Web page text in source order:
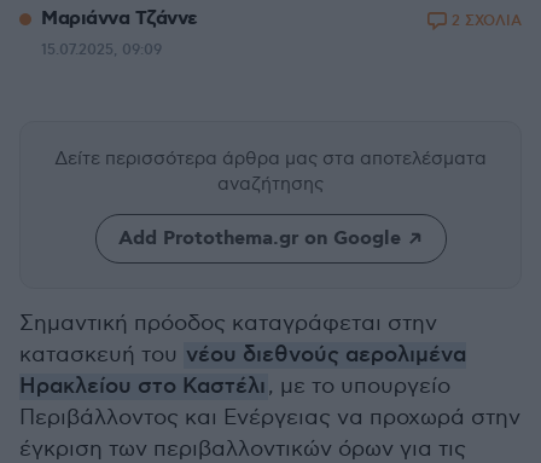
Μαριάννα Τζάννε
15.07.2025, 09:09
2 ΣΧΟΛΙΑ
Δείτε περισσότερα άρθρα μας στα αποτελέσματα
αναζήτησης
Add Protothema.gr on Google
Σημαντική πρόοδος καταγράφεται στην
κατασκευή του νέου διεθνούς αερολιμένα
Ηρακλείου στο Καστέλι, με το υπουργείο
Περιβάλλοντος και Ενέργειας να προχωρά στην
έγκριση των περιβαλλοντικών όρων για τις